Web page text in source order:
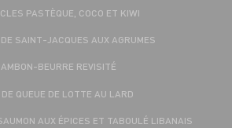
PASTÈQUE, COCO ET KIWI
SAINT-JACQUES AUX AGRUMES
BEURRE REVISITÉ
QUEUE DE LOTTE AU LARD
AUX ÉPICES ET TABOULÉ LIBANAIS